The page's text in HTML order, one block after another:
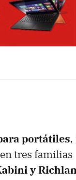
portátiles,
tres familias
y